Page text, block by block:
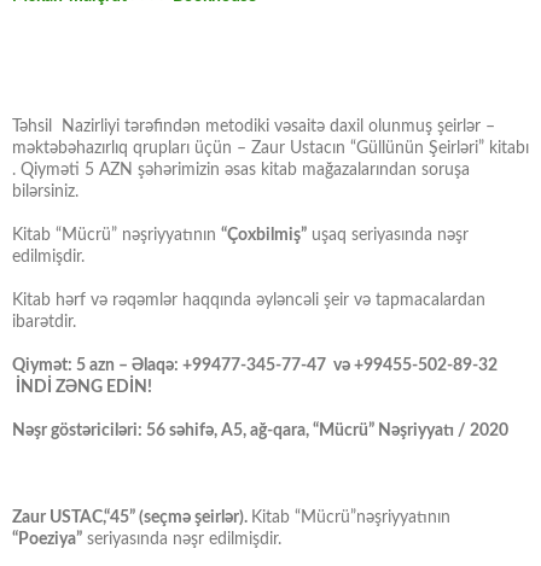
Təhsil Nazirliyi tərəfindən metodiki vəsaitə daxil olunmuş şeirlər –
məktəbəhazırlıq qrupları üçün – Zaur Ustacın “Güllünün Şeirləri” kitabı
. Qiyməti 5 AZN şəhərimizin əsas kitab mağazalarından soruşa
bilərsiniz.
Kitab “Mücrü” nəşriyyatının “Çoxbilmiş” uşaq seriyasında nəşr
edilmişdir.
Kitab hərf və rəqəmlər haqqında əyləncəli şeir və tapmacalardan
ibarətdir.
Qiymət: 5 azn – Əlaqə: +99477-345-77-47 və +99455-502-89-32
İNDİ ZƏNG EDİN!
Nəşr göstəriciləri: 56 səhifə, A5, ağ-qara, “Mücrü” Nəşriyyatı / 2020
Zaur USTAC,“45” (seçmə şeirlər). Kitab “Mücrü”nəşriyyatının
“Poeziya” seriyasında nəşr edilmişdir.